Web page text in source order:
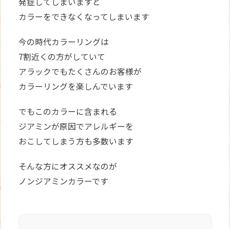
カラーをできなくなってしまいます
今の時代カラーリングは
7割近くの方がしていて
アラックでもたくさんのお客様が
カラーリングを楽しんでいます
でもこのカラーに含まれる
ジアミンが原因でアレルギーを
おこしてしまう方も多数います
そんな方にオススメなのが
ノンジアミンカラーです